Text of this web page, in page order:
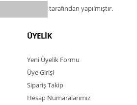
tarafından yapılmıştır.
ÜYELİK
Yeni Üyelik Formu
Üye Girişi
Sipariş Takip
Hesap Numaralarımız